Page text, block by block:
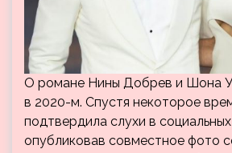
О романе Нины Добрев и Шона
в 2020-м. Спустя некоторое
подтвердила слухи в социальных
опубликовав совместное фото